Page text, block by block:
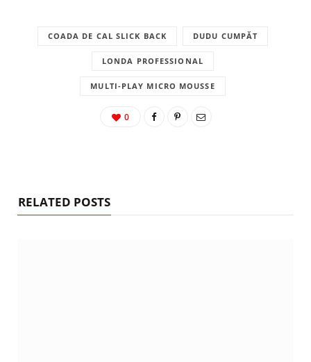
COADA DE CAL SLICK BACK DUDU CUMPĂT
LONDA PROFESSIONAL
MULTI-PLAY MICRO MOUSSE
0
RELATED POSTS